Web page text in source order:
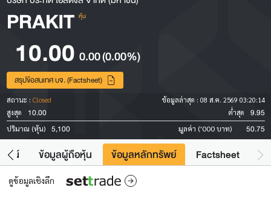
PRAKIT หุ้น
10.00 0.00(0.00%)
สรุปข้อสนเทศ บจ. (Factsheet)
สถานะ : Closed ข้อมูลล่าสุด : 08 ส.ค. 2569 03:20:14
สูงสุด
10.00 ต่ำสุด 9.95
ปริมาณ (หุ้น) 5,100 มูลค่า ('000 บาท) 50.75
ยชน์ ข้อมูลผู้ถือหุ้น ข้อมูลหลักทรัพย์ Factsheet
ดูข้อมูลเชิงลึก